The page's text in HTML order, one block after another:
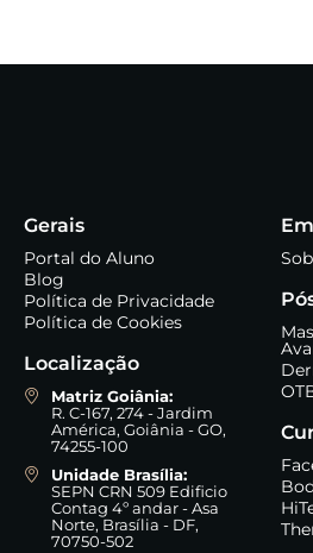
Gerais
Portal do Aluno
Blog
Política de Privacidade
Política de Cookies
Localização
Matriz Goiânia:
R. C-167, 274 - Jardim
América, Goiânia - GO,
74255-100
Unidade Brasília:
SEPN CRN 509 Edificio
Contag 4º andar - Asa
Norte, Brasília - DF,
70750-502